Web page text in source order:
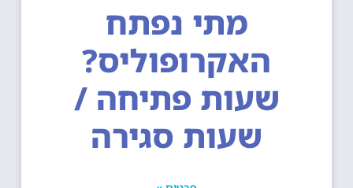
מתי נפתח
האקרופוליס?
שעות פתיחה /
שעות סגירה